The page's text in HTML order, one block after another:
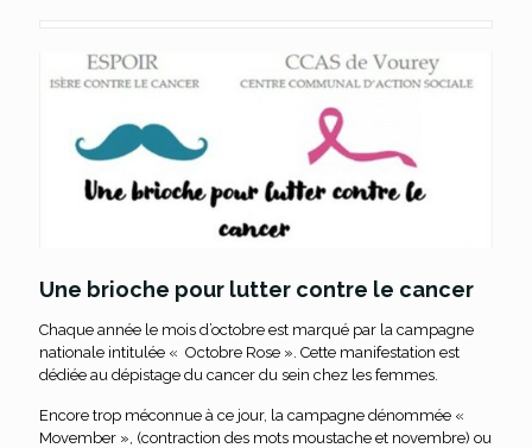
Une brioche pour lutter contre le cancer
Chaque année le mois d’octobre est marqué par la campagne
nationale intitulée « Octobre Rose ». Cette manifestation est
dédiée au dépistage du cancer du sein chez les femmes.
Encore trop méconnue à ce jour, la campagne dénommée «
Movember », (contraction des mots moustache et novembre) ou